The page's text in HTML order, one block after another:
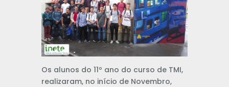
Os alunos do 11º ano do curso de TMI,
realizaram, no início de Novembro,